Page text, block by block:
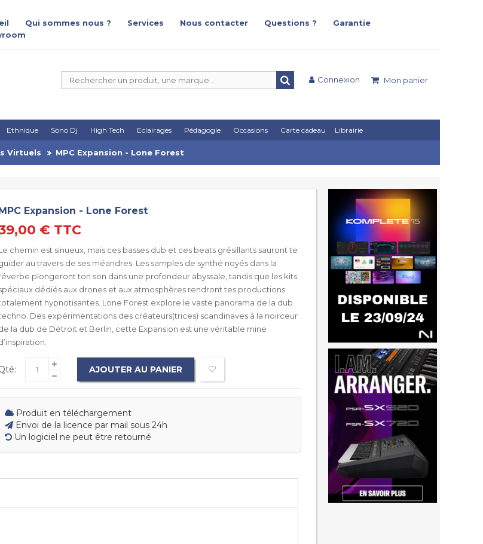
Qui sommes nous ? Services Nous contacter Questions ?
Garantie
Mon panier
Connexion
Ethnique Sono Dj High Tech Eclairages Pédagogie Occasions Carte cadeau Librairie
Virtuels MPC Expansion - Lone Forest
Expansion - Lone Forest
€ TTC
chemin est sinueux, mais ces basses dub et ces beats grésillants sauront te
au travers de ses méandres. Les samples de synthé noyés dans la
plongeront ton son dans une profondeur abyssale, tandis que les kits
dédiés aux drones et aux atmosphères rendront tes productions
hypnotisantes. Lone Forest explore le vaste panorama de la dub
Des expérimentations des créateurs(trices) scandinaves à la noirceur
la dub de Détroit et Berlin, cette Expansion est une véritable mine
AJOUTER AU PANIER
Produit en téléchargement
Envoi de la licence par mail sous 24h
Un logiciel ne peut être retourné